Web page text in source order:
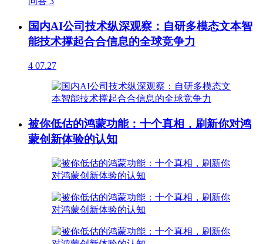
国内AI公司技术纵深观察：自研多模态文本智
能技术撑起合合信息的全球竞争力
4 07.27
被你低估的鸿蒙功能：十个真相，刷新你对鸿
蒙创新体验的认知